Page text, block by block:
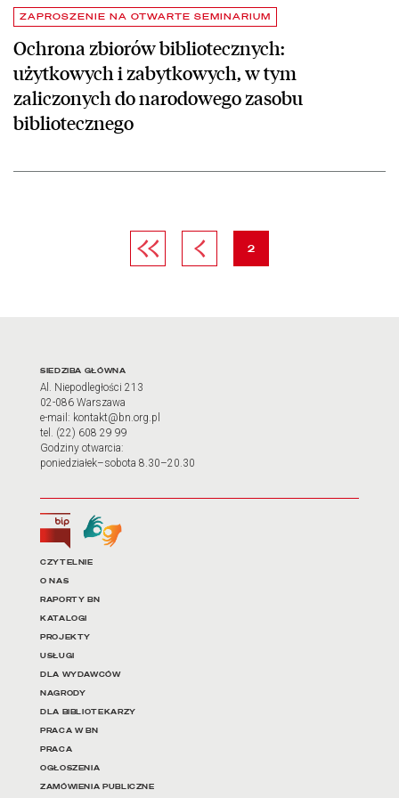
ZAPROSZENIE NA OTWARTE SEMINARIUM
Ochrona zbiorów bibliotecznych:
użytkowych i zabytkowych, w tym
zaliczonych do narodowego zasobu
bibliotecznego
Pierwsza stronaPoprzednia strona
strona
2
Adres oraz godziny
SIEDZIBA GŁÓWNA
Al. Niepodległości 213
02-086 Warszawa
e-mail: kontakt@bn.org.pl
tel. (22) 608 29 99
Godziny otwarcia:
poniedziałek–sobota 8.30–20.30
Biuletyn Informacji Publicznej
Tłumacz języka migowego
Linki do najważniejszych
CZYTELNIE
O NAS
RAPORTY BN
KATALOGI
PROJEKTY
USŁUGI
DLA WYDAWCÓW
NAGRODY
DLA BIBLIOTEKARZY
PRACA W BN
PRACA
OGŁOSZENIA
ZAMÓWIENIA PUBLICZNE